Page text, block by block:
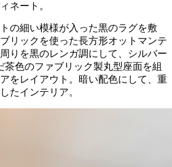
ネート。
の細い模様が入った黒のラグを敷
リックを使った長方形オットマンテ
りを黒のレンガ調にして、シルバー
茶色のファブリック製丸型座面を組
をレイアウト。暗い配色にして、重
たインテリア。